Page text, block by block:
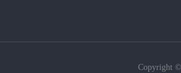
Copyright